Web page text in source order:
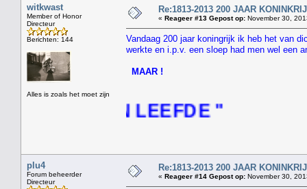
witkwast
Member of Honor
Directeur
Berichten: 144
Alles is zoals het moet zijn
Re:1813-2013 200 JAAR
« Reageer #13 Gepost op: November 30,
Vandaag 200 jaar koningrijk ik heb het van
werkte en i.p.v. een sloep had men wel een
MAAR !
LEEFDE "
plu4
Forum beheerder
Directeur
Re:1813-2013 200 JAAR
« Reageer #14 Gepost op: November 30,